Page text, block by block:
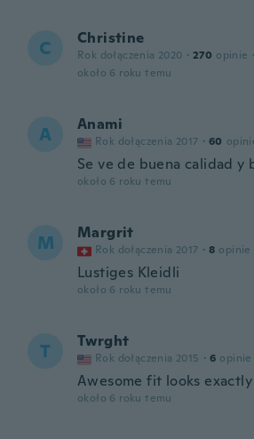
C Christine
Rok dołączenia 2020 · 270 opinie ·
około 6 roku temu
A Anami
Rok dołączenia 2017 · 60
Se ve de buena calidad y
około 6 roku temu
M Margrit
Rok dołączenia 2017 · 8 opinie
Lustiges Kleidli
około 6 roku temu
T Twrght
Rok dołączenia 2015 · 6 opinie
Awesome fit looks
około 6 roku temu